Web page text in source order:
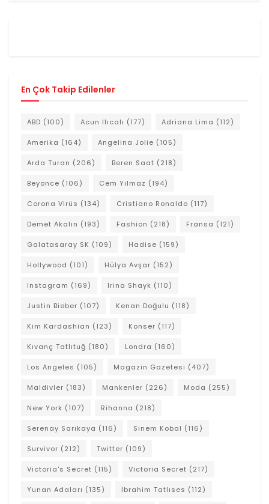
En Çok Takip Edilenler
ABD (100) Acun Ilıcalı (177) Adriana Lima (112)
Amerika (164) Angelina Jolie (105)
Arda Turan (206) Beren Saat (218)
Beyonce (106) Cem Yılmaz (194)
Corona Virüs (134) Cristiano Ronaldo (117)
Demet Akalın (193) Fashion (218) Fransa (121)
Galatasaray SK (109) Hadise (159)
Hollywood (101) Hülya Avşar (152)
Instagram (169) Irina Shayk (110)
Justin Bieber (107) Kenan Doğulu (118)
Kim Kardashian (123) Konser (117)
Kıvanç Tatlıtuğ (180) Londra (160)
Los Angeles (105) Magazin Gazetesi (407)
Maldivler (183) Mankenler (226) Moda (255)
New York (107) Rihanna (218)
Serenay Sarıkaya (116) Sinem Kobal (116)
Survivor (212) Twitter (109)
Victoria's Secret (115) Victoria Secret (217)
Yunan Adaları (135) İbrahim Tatlıses (112)